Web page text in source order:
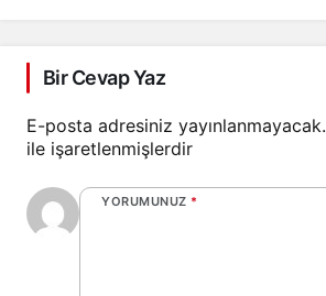
Bir Cevap Yaz
E-posta adresiniz yayınlanmayacak.
ile işaretlenmişlerdir
YORUMUNUZ *